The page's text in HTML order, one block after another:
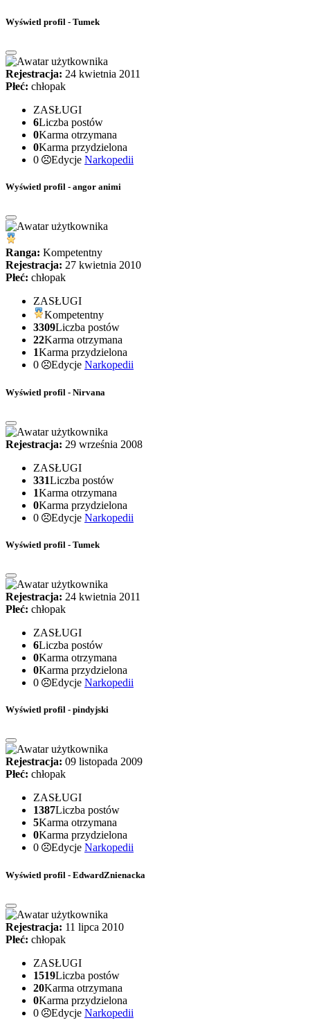
Wyświetl profil - Tumek
Rejestracja: 24 kwietnia 2011
Płeć: chłopak
ZASŁUGI
6Liczba postów
0Karma otrzymana
0Karma przydzielona
0
Edycje Narkopedii
Wyświetl profil - angor animi
Ranga: Kompetentny
Rejestracja: 27 kwietnia 2010
Płeć: chłopak
ZASŁUGI
Kompetentny
3309Liczba postów
22Karma otrzymana
1Karma przydzielona
0
Edycje Narkopedii
Wyświetl profil - Nirvana
Rejestracja: 29 września 2008
ZASŁUGI
331Liczba postów
1Karma otrzymana
0Karma przydzielona
0
Edycje Narkopedii
Wyświetl profil - Tumek
Rejestracja: 24 kwietnia 2011
Płeć: chłopak
ZASŁUGI
6Liczba postów
0Karma otrzymana
0Karma przydzielona
0
Edycje Narkopedii
Wyświetl profil - pindyjski
Rejestracja: 09 listopada 2009
Płeć: chłopak
ZASŁUGI
1387Liczba postów
5Karma otrzymana
0Karma przydzielona
0
Edycje Narkopedii
Wyświetl profil - EdwardZnienacka
Rejestracja: 11 lipca 2010
Płeć: chłopak
ZASŁUGI
1519Liczba postów
20Karma otrzymana
0Karma przydzielona
0
Edycje Narkopedii